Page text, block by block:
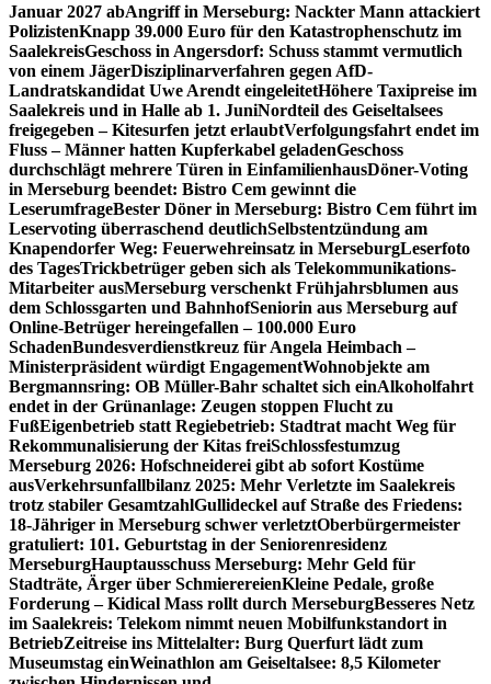
Januar 2027 abAngriff in Merseburg: Nackter Mann attackiert
PolizistenKnapp 39.000 Euro für den Katastrophenschutz im
SaalekreisGeschoss in Angersdorf: Schuss stammt vermutlich
von einem JägerDisziplinarverfahren gegen AfD-
Landratskandidat Uwe Arendt eingeleitetHöhere Taxipreise im
Saalekreis und in Halle ab 1. JuniNordteil des Geiseltalsees
freigegeben – Kitesurfen jetzt erlaubtVerfolgungsfahrt endet im
Fluss – Männer hatten Kupferkabel geladenGeschoss
durchschlägt mehrere Türen in EinfamilienhausDöner-Voting
in Merseburg beendet: Bistro Cem gewinnt die
LeserumfrageBester Döner in Merseburg: Bistro Cem führt im
Leservoting überraschend deutlichSelbstentzündung am
Knapendorfer Weg: Feuerwehreinsatz in MerseburgLeserfoto
des TagesTrickbetrüger geben sich als Telekommunikations-
Mitarbeiter ausMerseburg verschenkt Frühjahrsblumen aus
dem Schlossgarten und BahnhofSeniorin aus Merseburg auf
Online-Betrüger hereingefallen – 100.000 Euro
SchadenBundesverdienstkreuz für Angela Heimbach –
Ministerpräsident würdigt EngagementWohnobjekte am
Bergmannsring: OB Müller-Bahr schaltet sich einAlkoholfahrt
endet in der Grünanlage: Zeugen stoppen Flucht zu
FußEigenbetrieb statt Regiebetrieb: Stadtrat macht Weg für
Rekommunalisierung der Kitas freiSchlossfestumzug
Merseburg 2026: Hofschneiderei gibt ab sofort Kostüme
ausVerkehrsunfallbilanz 2025: Mehr Verletzte im Saalekreis
trotz stabiler GesamtzahlGullideckel auf Straße des Friedens:
18-Jähriger in Merseburg schwer verletztOberbürgermeister
gratuliert: 101. Geburtstag in der Seniorenresidenz
MerseburgHauptausschuss Merseburg: Mehr Geld für
Stadträte, Ärger über SchmierereienKleine Pedale, große
Forderung – Kidical Mass rollt durch MerseburgBesseres Netz
im Saalekreis: Telekom nimmt neuen Mobilfunkstandort in
BetriebZeitreise ins Mittelalter: Burg Querfurt lädt zum
Museumstag einWeinathlon am Geiseltalsee: 8,5 Kilometer